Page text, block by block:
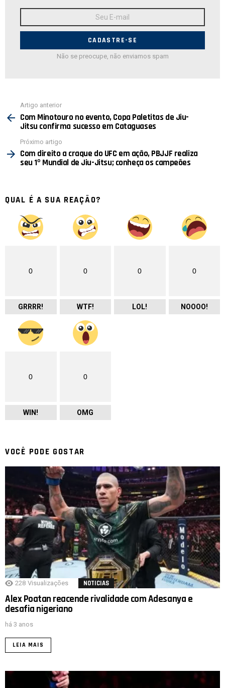
E-
Não se preocupe, não enviamos spam
mais
Artigo anterior
Com Minotouro no evento, Copa Paletitas de Jiu-
Jitsu confirma sucesso em Cataguases
Próximo artigo
Com direito a craque do UFC em ação, PBJJF realiza
seu 1º Mundial de Jiu-Jitsu; conheça os campeões
QUAL É A SUA REAÇÃO?
0
GRRRR!
0
WTF!
0
LOL!
0
NOOOO!
0
WIN!
0
OMG
VOCÊ PODE GOSTAR
228 Visualizações NOTICIAS
Alex Poatan reacende rivalidade com Adesanya e
desafia nigeriano
há 3 anos
LEIA MAIS